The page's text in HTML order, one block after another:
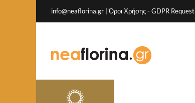
info@neaflorina.gr |Όροι Χρήσης- GDPR Request